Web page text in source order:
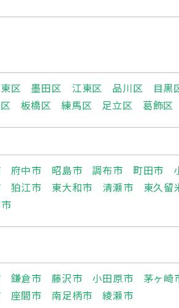
区 墨田区 江東区 品川区 目黒
板橋区 練馬区 足立区 葛飾区
府中市 昭島市 調布市 町田市
狛江市 東大和市 清瀬市 東久留
鎌倉市 藤沢市 小田原市 茅ヶ崎
座間市 南足柄市 綾瀬市